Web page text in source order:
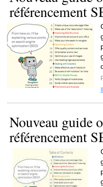
référencement
Nouveau guide
référencement